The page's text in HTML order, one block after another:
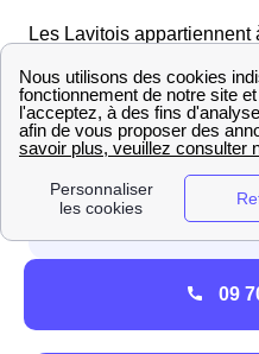
Les Lavitois appartiennent
Grâce à ces données, 09